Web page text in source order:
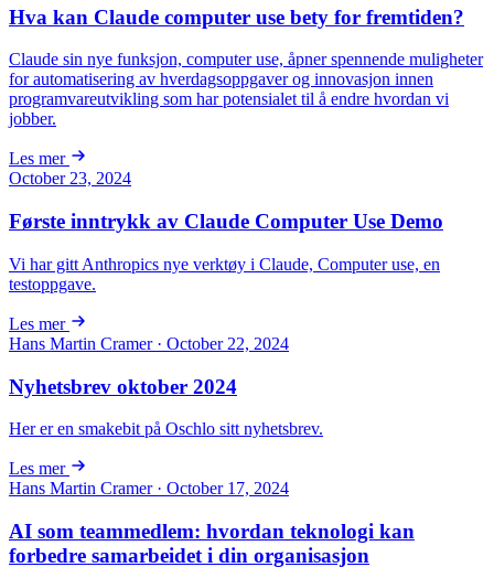
Hva kan Claude computer use bety for fremtiden?
Claude sin nye funksjon, computer use, åpner spennende muligheter
for automatisering av hverdagsoppgaver og innovasjon innen
programvareutvikling som har potensialet til å endre hvordan vi
jobber.
Les mer
October 23, 2024
Første inntrykk av Claude Computer Use Demo
Vi har gitt Anthropics nye verktøy i Claude, Computer use, en
testoppgave.
Les mer
Hans Martin Cramer · October 22, 2024
Nyhetsbrev oktober 2024
Her er en smakebit på Oschlo sitt nyhetsbrev.
Les mer
Hans Martin Cramer · October 17, 2024
AI som teammedlem: hvordan teknologi kan
forbedre samarbeidet i din organisasjon